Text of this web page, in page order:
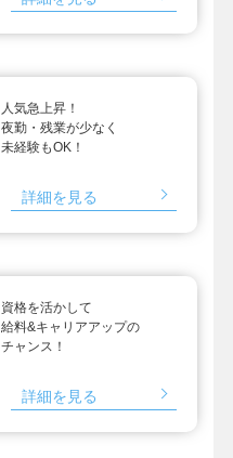
人気急上昇！
夜勤・残業が少なく
未経験もOK！
詳細を見る
資格を活かして
給料&キャリアアップの
チャンス！
詳細を見る